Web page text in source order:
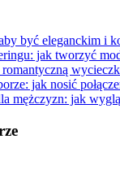
być eleganckim i
jak tworzyć
jak nosić
mężczyzn: jak